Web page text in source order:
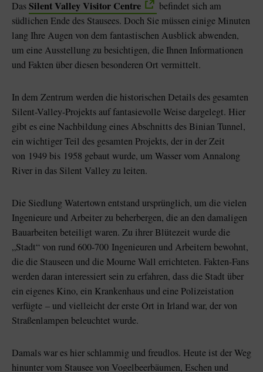
DasSilent Valley Visitor Centre
befindet sich am
südlichen Ende des Stausees. Doch Sie müssen einige Minuten
lang Ihre Augen von dem fantastischen Ausblick abwenden,
um eine Ausstellung zu besichtigen, die Ihnen Informationen
und Fakten über diesen besonderen Ort vermittelt.
In dem Zentrum werden die historischen Details des gesamten
Silent-Valley-Projekts auf fantasievolle Weise dargelegt. Hier
gibt es eine Nachbildung eines Abschnitts des Binian Tunnel,
ein wichtiger Teil des gesamten Projekts, der in der Zeit
von 1949 bis 1958 gebaut wurde, um Wasser vom Annalong
River in das Silent Valley zu leiten.
Die Siedlung Watertown entstand ursprünglich, um die vielen
Ingenieure und Arbeiter zu beherbergen, die an den damaligen
Bauarbeiten beteiligt waren. Zu ihrer Blütezeit wurde die
„Stadt“ von rund 600-700 Ingenieuren und Arbeitern bewohnt,
die die Stauseen und die Mourne Wall errichteten. Fakten-Fans
werden daran interessiert sein zu erfahren, dass die Stadt über
ein eigenes Kino, ein Krankenhaus und eine Polizeistation
verfügte – und vielleicht der erste Ort in Irland war, der von
Straßenlampen beleuchtet wurde.
Damals war es hier schlammig und freudlos. Heute ist der Weg
hinunter vom Stausee von Vogelbeerbäumen, Eschen und